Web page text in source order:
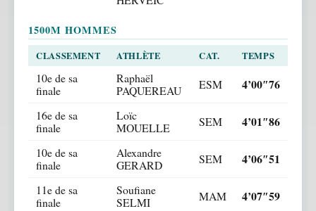
1500M HOMMES
CLASSEMENT ATHLÈTE CAT. TEMPS
10e de sa
finale
Raphaël
PAQUEREAU
ESM 4’00″76
16e de sa
finale
Loïc
MOUELLE
SEM 4’01″86
10e de sa
finale
Alexandre
GERARD
SEM 4’06″51
11e de sa
finale
Soufiane
SELMI
MAM 4’07″59